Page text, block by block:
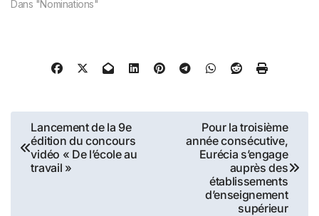
Dans "Nominations"
Navigation
de
l’article
Lancement de la 9e
édition du concours
vidéo « De l’école au
travail »
Pour la troisième
année consécutive,
Eurécia s’engage
auprès des
établissements
d’enseignement
supérieur